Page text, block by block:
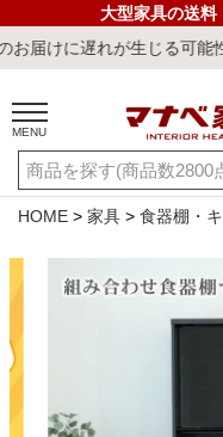
大型家具の送料
る可能性がございます。
MENU
ご利用ガイド
店舗一覧
キーワード・商品番号で
HOME 家具 食器棚・